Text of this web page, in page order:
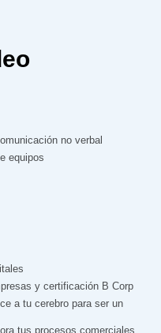
no verbal
equipos
y certificación B Corp
a tu cerebro para ser un
tus procesos comerciales